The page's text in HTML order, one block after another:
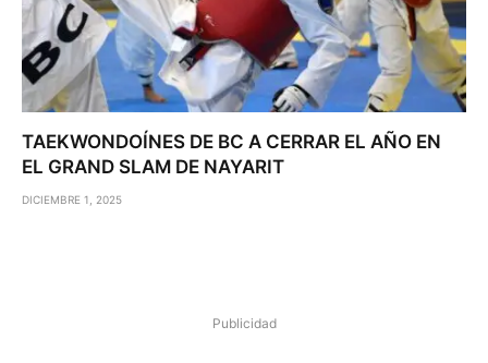
TAEKWONDOÍNES DE BC A CERRAR EL AÑO EN
EL GRAND SLAM DE NAYARIT
DICIEMBRE 1, 2025
Publicidad